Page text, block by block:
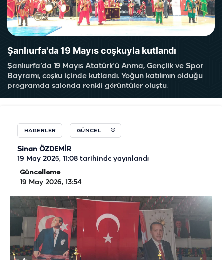
Şanlıurfa'da 19 Mayıs coşkuyla kutlandı
Şanlıurfa’da 19 Mayıs Atatürk’ü Anma, Gençlik ve Spor
Bayramı, coşku içinde kutlandı. Yoğun katılımın olduğu
programda salonda renkli görüntüler oluştu.
HABERLER GÜNCEL
Sinan ÖZDEMİR
19 May 2026, 11:08 tarihinde yayınlandı
Güncelleme
19 May 2026, 13:54